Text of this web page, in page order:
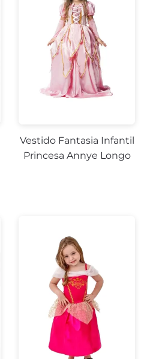
Vestido Fantasia Infantil
Princesa Annye Longo